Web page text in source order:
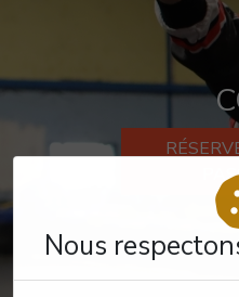
Nous